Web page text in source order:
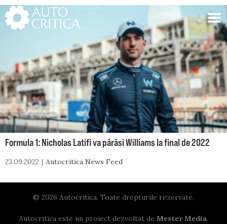
Skip
to
content
Formula 1: Nicholas Latifi va părăsi Williams la final de 2022
23.09.2022 Autocritica News Feed
© 2026 Autocritica. Toate drepturile rezervate.
Autocritica este un proiect dezvoltat de Mester Media.